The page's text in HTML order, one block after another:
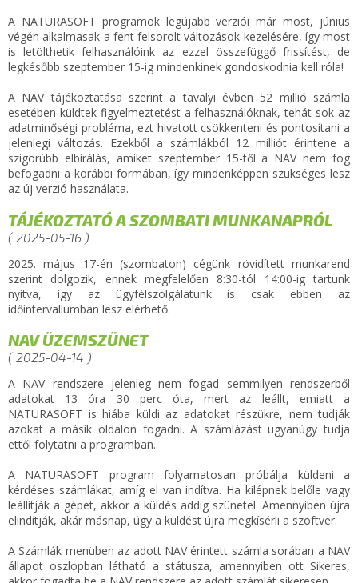
A NATURASOFT programok legújabb verziói már most, június
végén alkalmasak a fent felsorolt változások kezelésére, így most
is letölthetik felhasználóink az ezzel összefüggő frissítést, de
legkésőbb szeptember 15-ig mindenkinek gondoskodnia kell róla!
A NAV tájékoztatása szerint a tavalyi évben 52 millió számla
esetében küldtek figyelmeztetést a felhasználóknak, tehát sok az
adatminőségi probléma, ezt hivatott csökkenteni és pontosítani a
jelenlegi változás. Ezekből a számlákból 12 milliót érintene a
szigorúbb elbírálás, amiket szeptember 15-től a NAV nem fog
befogadni a korábbi formában, így mindenképpen szükséges lesz
az új verzió használata.
TÁJÉKOZTATÓ A SZOMBATI MUNKANAPRÓL
( 2025-05-16 )
2025. május 17-én (szombaton) cégünk rövidített munkarend
szerint dolgozik, ennek megfelelően 8:30-tól 14:00-ig tartunk
nyitva, így az ügyfélszolgálatunk is csak ebben az
időintervallumban lesz elérhető.
NAV ÜZEMSZÜNET
( 2025-04-14 )
A NAV rendszere jelenleg nem fogad semmilyen rendszerből
adatokat 13 óra 30 perc óta, mert az leállt, emiatt a
NATURASOFT is hiába küldi az adatokat részükre, nem tudják
azokat a másik oldalon fogadni. A számlázást ugyanúgy tudja
ettől folytatni a programban.
A NATURASOFT program folyamatosan próbálja küldeni a
kérdéses számlákat, amíg el van indítva. Ha kilépnek belőle vagy
leállítják a gépet, akkor a küldés addig szünetel. Amennyiben újra
elindítják, akár másnap, úgy a küldést újra megkísérli a szoftver.
A Számlák menüben az adott NAV érintett számla sorában a NAV
állapot oszlopban látható a státusza, amennyiben ott Sikeres,